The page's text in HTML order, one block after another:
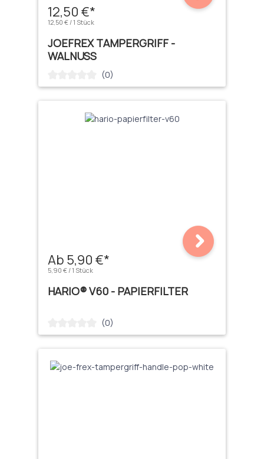
12,50 €*
12,50 € / 1 Stück
JOEFREX TAMPERGRIFF -
WALNUSS
Durchschnittliche Bewertung von 0 von 5 Sternen
(0)
Ab 5,90 €*
5,90 € / 1 Stück
HARIO® V60 - PAPIERFILTER
Durchschnittliche Bewertung von 0 von 5 Sternen
(0)